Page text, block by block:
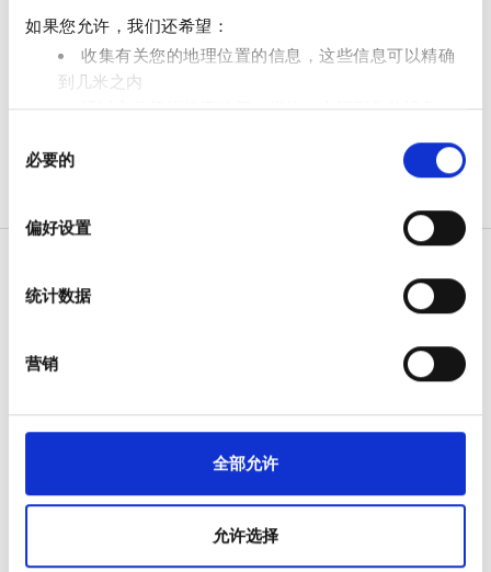
如果您允许，我们还希望：
收集有关您的地理位置的信息，这些信息可以精确
到几米之内
通过主动扫描特定特征（指纹）来识别您的设备
查找有关您的个人数据如何处理的更多信息，
并设置您的首选项。您可随时从Cookie声明中更改或撤回
我们使用 Cookie 来制作贴合用户需求的内容与广告、提供
体、广告和分析合作伙伴分享您对我们网站的使用情况，
必要的
偏好设置
统计数据
营销
全部允许
允许选择
免费停车
价格
0 - 100 欧元
300+ 欧元
班次
上午
晚上
如何运作